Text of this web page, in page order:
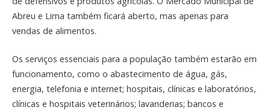
Abreu e Lima também ficará aberto, mas apenas para
vendas de alimentos.
Os serviços essenciais para a população também estarão em
funcionamento, como o abastecimento de água, gás,
energia, telefonia e internet; hospitais, clínicas e laboratórios,
clínicas e hospitais veterinários; lavanderias; bancos e